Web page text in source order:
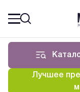
Лучшее